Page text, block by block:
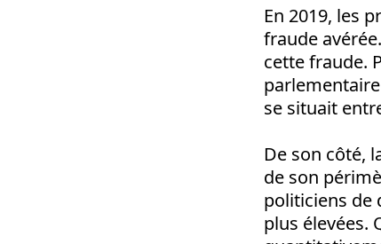
En 2019, les
fraude
cette fraude.
se situait
De son côté,
de son
politiciens de
plus élevées.